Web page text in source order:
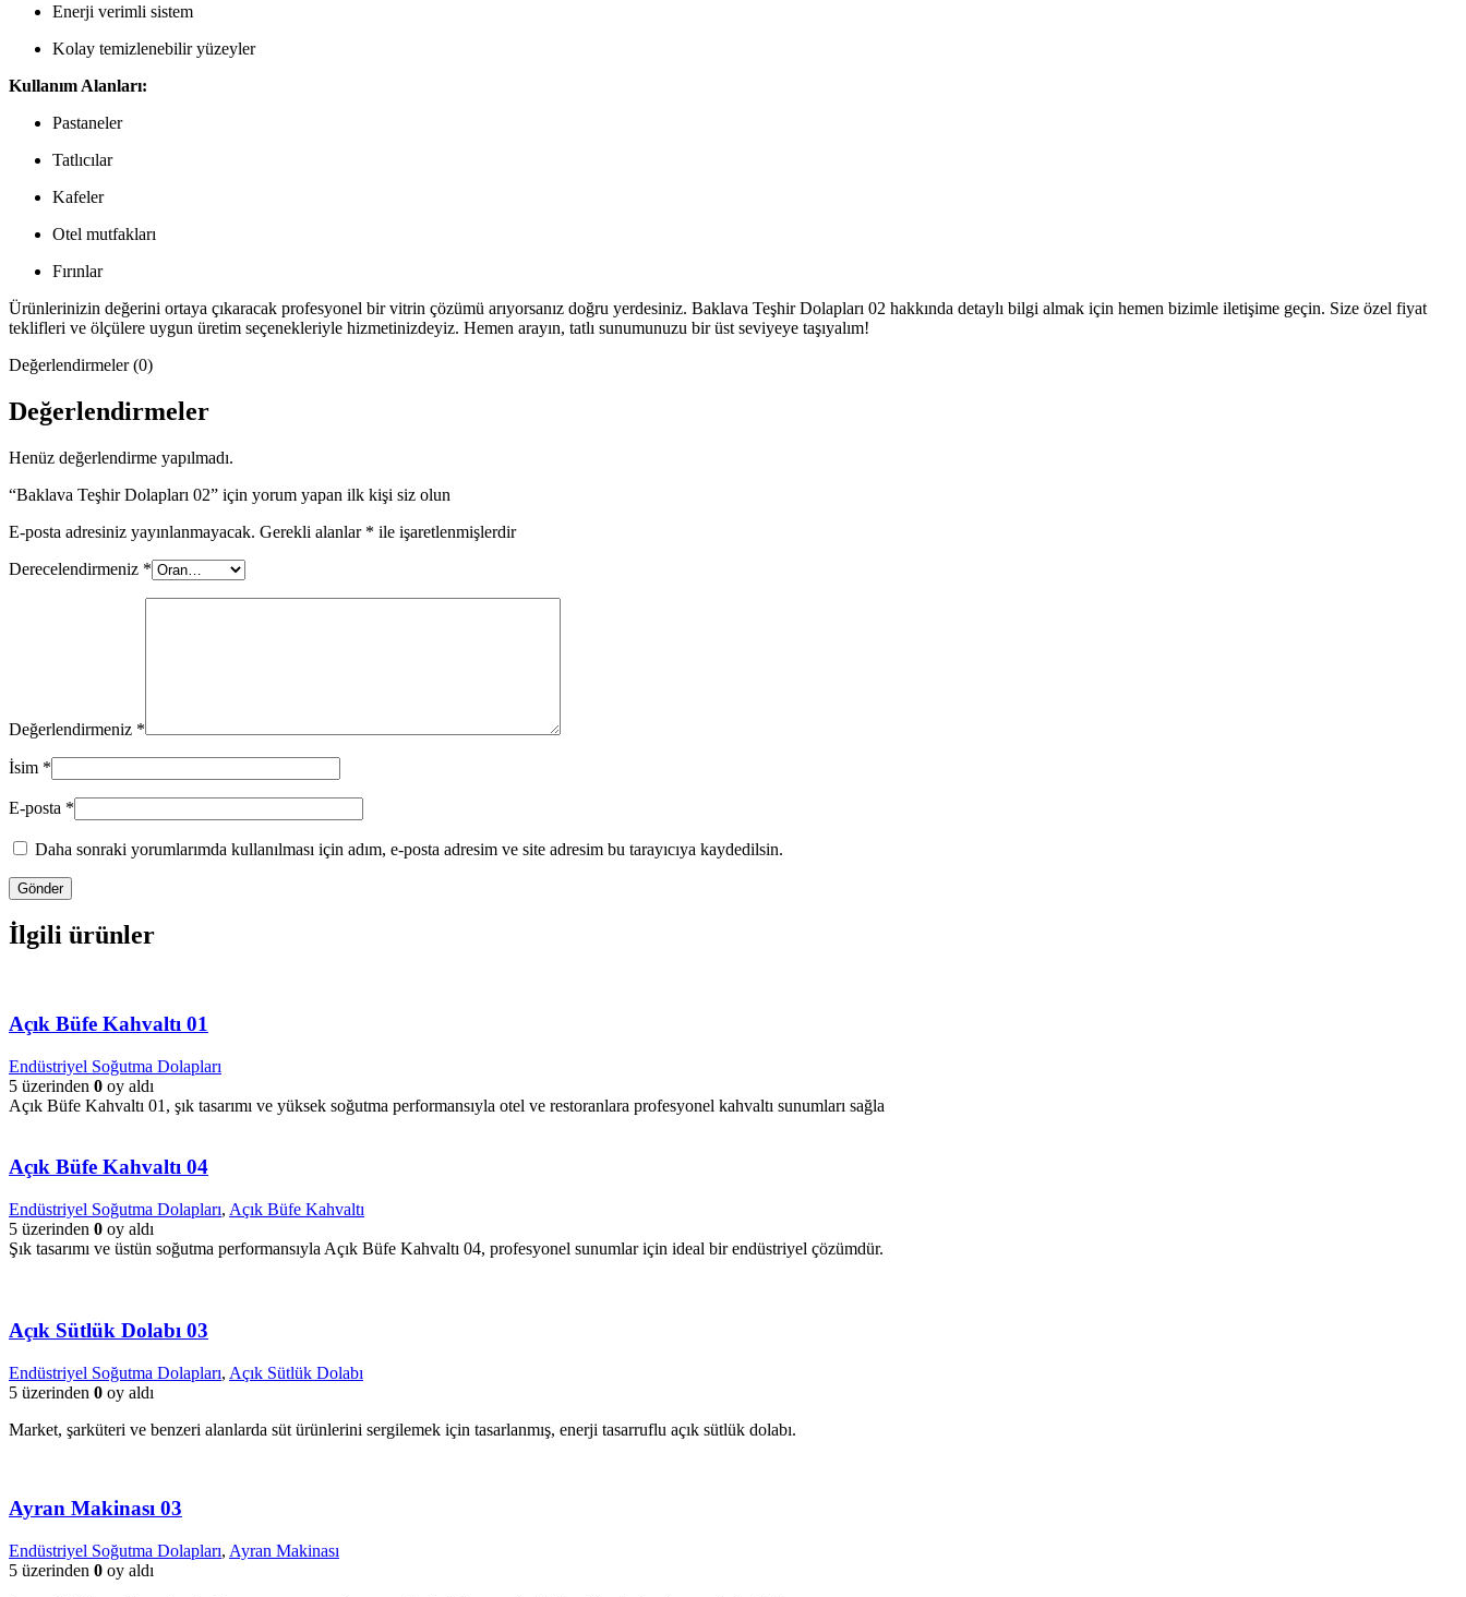
Enerji verimli sistem
Kolay temizlenebilir yüzeyler
Kullanım Alanları:
Pastaneler
Tatlıcılar
Kafeler
Otel mutfakları
Fırınlar
Ürünlerinizin değerini ortaya çıkaracak profesyonel bir vitrin çözümü arıyorsanız doğru yerdesiniz. Baklava Teşhir Dolapları 02 hakkında detaylı bilgi almak için hemen bizimle iletişime geçin. Size özel fiyat
teklifleri ve ölçülere uygun üretim seçenekleriyle hizmetinizdeyiz. Hemen arayın, tatlı sunumunuzu bir üst seviyeye taşıyalım!
Değerlendirmeler (0)
Değerlendirmeler
Henüz değerlendirme yapılmadı.
“Baklava Teşhir Dolapları 02” için yorum yapan ilk kişi siz olun
E-posta adresiniz yayınlanmayacak. Gerekli alanlar * ile işaretlenmişlerdir
Derecelendirmeniz *
Değerlendirmeniz *
İsim *
E-posta *
Daha sonraki yorumlarımda kullanılması için adım, e-posta adresim ve site adresim bu tarayıcıya kaydedilsin.
İlgili ürünler
Açık Büfe Kahvaltı 01
Endüstriyel Soğutma Dolapları
5 üzerinden 0 oy aldı
Açık Büfe Kahvaltı 01, şık tasarımı ve yüksek soğutma performansıyla otel ve restoranlara profesyonel kahvaltı sunumları sağla
Açık Büfe Kahvaltı 04
Endüstriyel Soğutma Dolapları, Açık Büfe Kahvaltı
5 üzerinden 0 oy aldı
Şık tasarımı ve üstün soğutma performansıyla Açık Büfe Kahvaltı 04, profesyonel sunumlar için ideal bir endüstriyel çözümdür.
Açık Sütlük Dolabı 03
Endüstriyel Soğutma Dolapları, Açık Sütlük Dolabı
5 üzerinden 0 oy aldı
Market, şarküteri ve benzeri alanlarda süt ürünlerini sergilemek için tasarlanmış, enerji tasarruflu açık sütlük dolabı.
Ayran Makinası 03
Endüstriyel Soğutma Dolapları, Ayran Makinası
5 üzerinden 0 oy aldı